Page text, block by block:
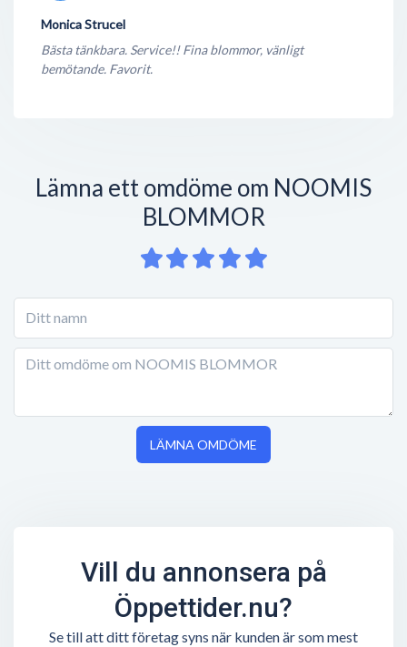
Monica Strucel
Bästa tänkbara. Service!! Fina blommor, vänligt
bemötande. Favorit.
Lämna ett omdöme om NOOMIS
BLOMMOR
LÄMNA OMDÖME
Vill du annonsera på
Öppettider.nu?
Se till att ditt företag syns när kunden är som mest